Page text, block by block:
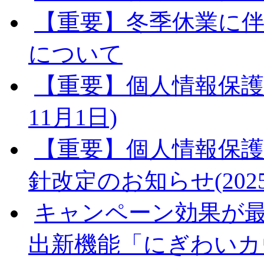
【重要】冬季休業に
について
【重要】個人情報保
11月1日)
【重要】個人情報保
針改定のお知らせ
キャンペーン効果が
出新機能「にぎわい